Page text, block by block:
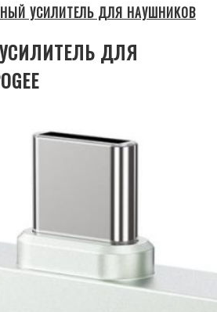
УСИЛИТЕЛЬ ДЛЯ НАУШНИКОВ
ДЛЯ